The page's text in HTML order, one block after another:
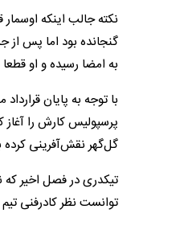
نکته جالب اینکه
گنجانده بود اما پس از
به امضا رسیده و او
با توجه به پایان
پرسپولیس کارش را
گل‌گهر نقش‌آفرینی کرده
تیکدری در فصل اخیر
توانست نظر کادرفنی